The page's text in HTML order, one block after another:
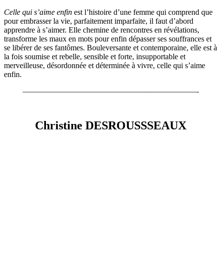
Celle qui s’aime enfin est l’histoire d’une femme qui comprend que
pour embrasser la vie, parfaitement imparfaite, il faut d’abord
apprendre à s’aimer. Elle chemine de rencontres en révélations,
transforme les maux en mots pour enfin dépasser ses souffrances et
se libérer de ses fantômes. Bouleversante et contemporaine, elle est à
la fois soumise et rebelle, sensible et forte, insupportable et
merveilleuse, désordonnée et déterminée à vivre, celle qui s’aime
enfin.
——————————————————————-
Christine DESROUSSSEAUX